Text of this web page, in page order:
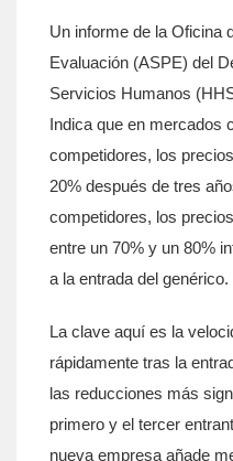
Un informe de la Oficina
Evaluación (ASPE) del
Servicios Humanos
Indica que en mercados
competidores, los
20% después de tres
competidores, los
entre un 70% y un 80%
a la entrada del genérico.
La clave aquí es la
rápidamente tras la
las reducciones más
primero y el tercer
nueva empresa añade